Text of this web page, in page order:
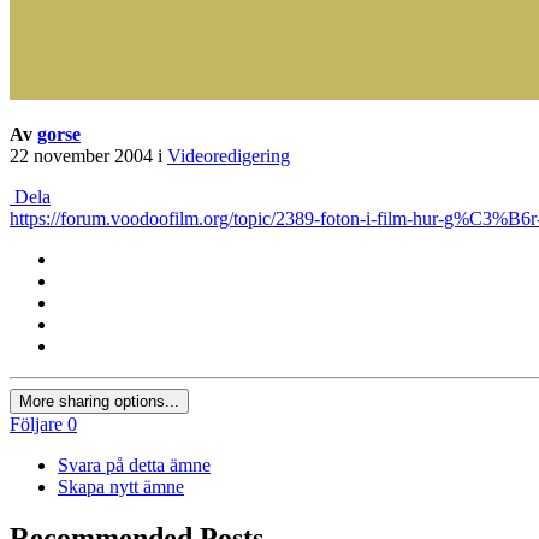
Av gorse
22 november 2004 i Videoredigering
Dela
https://forum.voodoofilm.org/topic/2389-foton-i-film-hur-
More sharing options...
Följare 0
Svara på detta ämne
Skapa nytt ämne